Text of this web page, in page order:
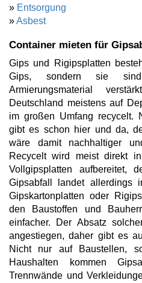
» Entsorgung
»Asbest
Container mieten für
Gips und Rigipsplatten
Gips, sondern sie
Armierungsmaterial
Deutschland meistens auf
im großen Umfang recycelt.
gibt es schon hier und da,
wäre damit nachhaltiger
Recycelt wird meist direkt
Vollgipsplatten aufbereitet,
Gipsabfall landet allerdings
Gipskartonplatten oder
den Baustoffen und
einfacher. Der Absatz
angestiegen, daher gibt es
Nicht nur auf Baustellen,
Haushalten kommen
Trennwände und